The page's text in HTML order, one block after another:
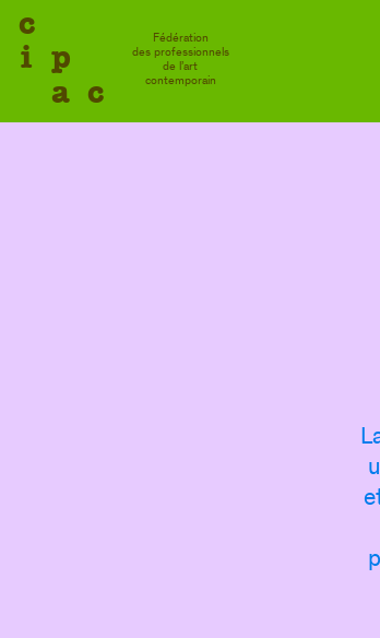
c
i p
a c
Fédération
des professionnels
de l’art
contemporain